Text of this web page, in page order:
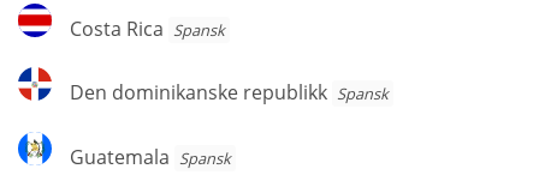
Costa
Rica
Costa Rica Spansk
Den
dominikanske
Den dominikanske republikk Spansk
Guatemala
Guatemala Spansk